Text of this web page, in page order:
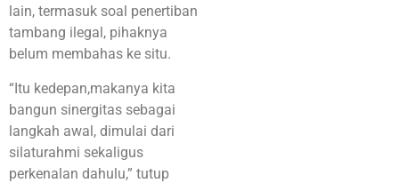
lain, termasuk soal penertiban
tambang ilegal, pihaknya
belum membahas ke situ.
“Itu kedepan,makanya kita
bangun sinergitas sebagai
langkah awal, dimulai dari
silaturahmi sekaligus
perkenalan dahulu,” tutup